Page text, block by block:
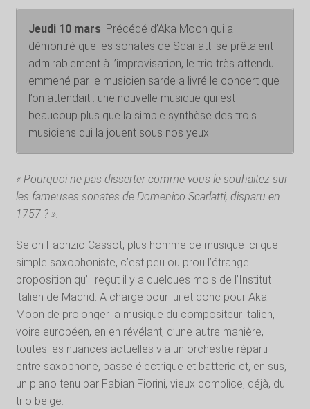
Jeudi 10 mars. Précédé d’Aka Moon qui a
démontré que les sonates de Scarlatti se prêtaient
admirablement à l’improvisation, le trio très attendu
emmené par le musicien sarde a livré le concert que
l’on attendait : une nouvelle musique qui est
beaucoup plus que la simple synthèse des trois
musiciens qui la jouent sous nos yeux
« Pourquoi ne pas disserter comme vous le souhaitez sur
les fameuses sonates de Domenico Scarlatti, disparu en
1757 ? ».
Selon Fabrizio Cassot, plus homme de musique ici que
simple saxophoniste, c’est peu ou prou l’étrange
proposition qu’il reçut il y a quelques mois de l’Institut
italien de Madrid. A charge pour lui et donc pour Aka
Moon de prolonger la musique du compositeur italien,
voire européen, en en révélant, d’une autre manière,
toutes les nuances actuelles via un orchestre réparti
entre saxophone, basse électrique et batterie et, en sus,
un piano tenu par Fabian Fiorini, vieux complice, déjà, du
trio belge.